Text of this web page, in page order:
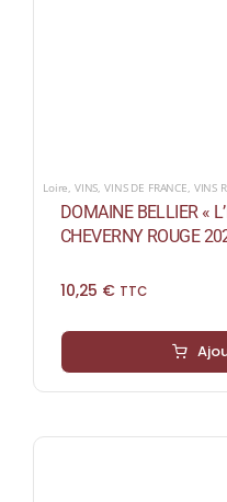
Loire, VINS,VINS DE FRANCE, VINS
DOMAINE BELLIER «
CHEVERNY ROUGE
10,25 € TTC